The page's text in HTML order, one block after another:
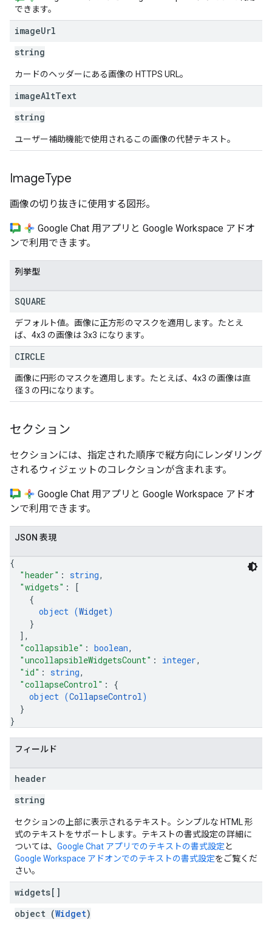
できます。
imageUrl
string
カードのヘッダーにある画像の HTTPS URL。
imageAltText
string
ユーザー補助機能で使用されるこの画像の代替テキスト。
ImageType
画像の切り抜きに使用する図形。
Google Chat 用アプリと Google Workspace アドオ
ンで利用できます。
列挙型
SQUARE
デフォルト値。画像に正方形のマスクを適用します。たとえ
ば、4x3 の画像は 3x3 になります。
CIRCLE
画像に円形のマスクを適用します。たとえば、4x3 の画像は直
径 3 の円になります。
セクション
セクションには、指定された順序で縦方向にレンダリング
されるウィジェットのコレクションが含まれます。
Google Chat 用アプリと Google Workspace アドオ
ンで利用できます。
JSON 表現
{
"header" : string,
"widgets" :
[
{
object (Widget)
}
] ,
"collapsible" : boolean,
"uncollapsibleWidgetsCount" : integer,
"id" : string,
"collapseControl" : {
object (CollapseControl)
}
}
フィールド
header
string
セクションの上部に表示されるテキスト。シンプルな HTML 形
式のテキストをサポートします。テキストの書式設定の詳細に
ついては、 Google Chat アプリでのテキストの書式設定と
Google Workspace アドオンでのテキストの書式設定をご覧くだ
さい。
widgets[]
object (Widget)